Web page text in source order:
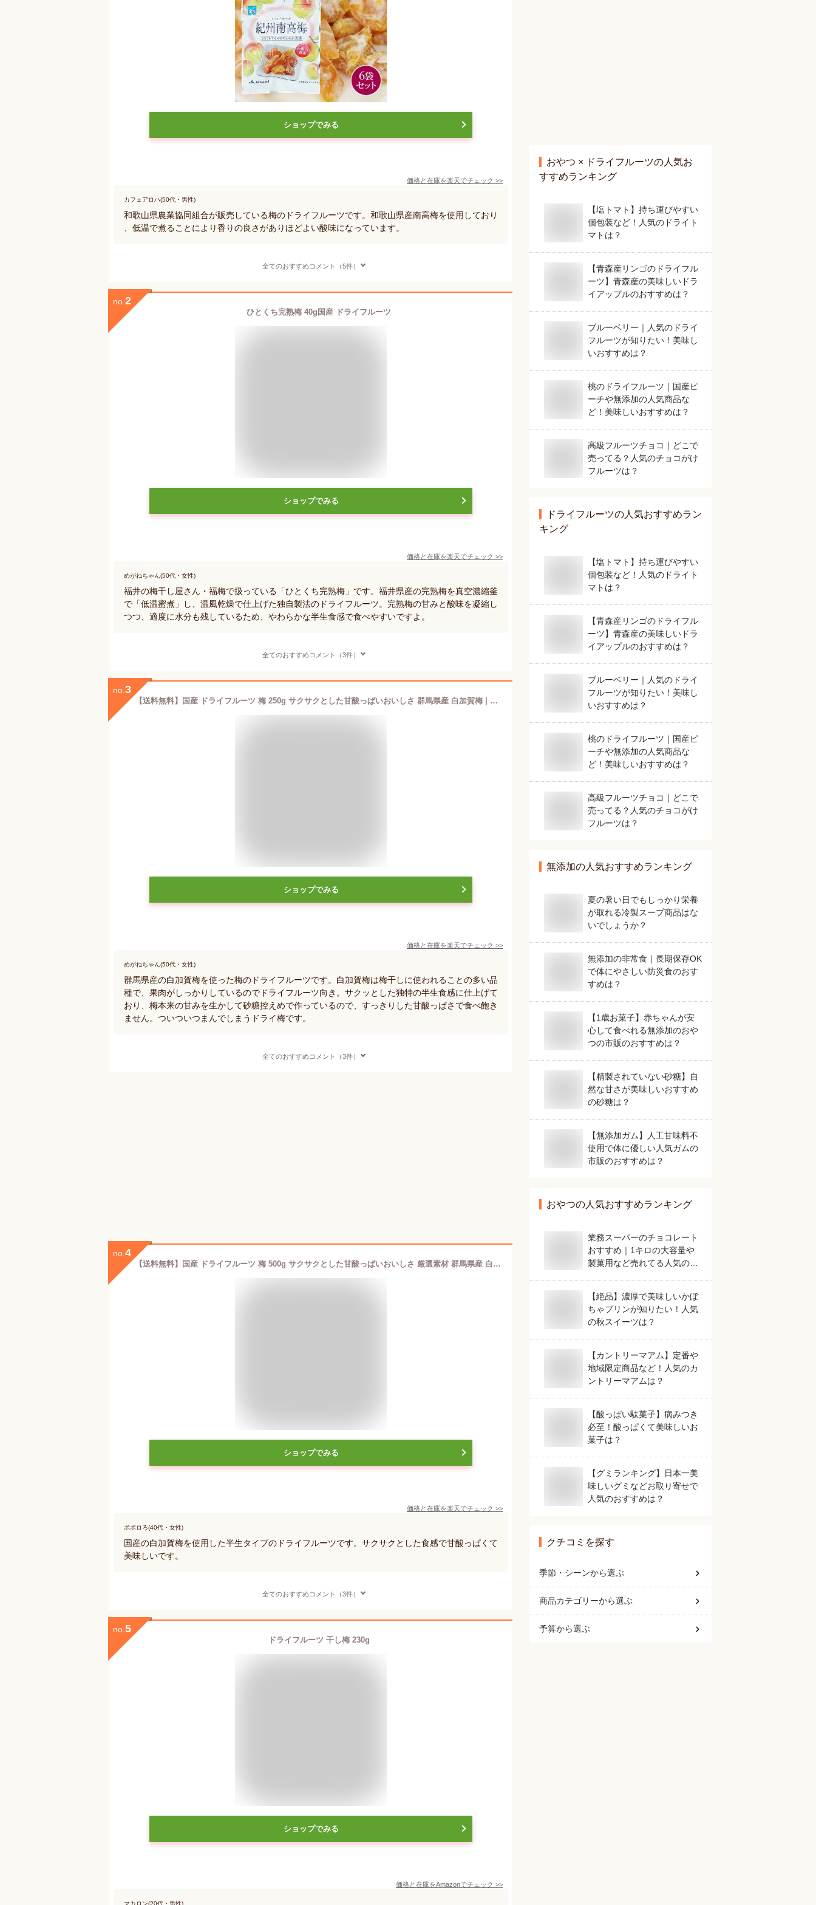
ショップでみる
価格と在庫を楽天でチェック >>
カフェアロハ(50代・男性)
和歌山県農業協同組合が販売している梅のドライフルーツです。和歌山県産南高梅を使用しており
、低温で煮ることにより香りの良さがありほどよい酸味になっています。
全てのおすすめコメント（5件）
no. 2
ひとくち完熟梅 40g国産 ドライフルーツ
ショップでみる
価格と在庫を楽天でチェック >>
めがねちゃん(50代・女性)
福井の梅干し屋さん・福梅で扱っている「ひとくち完熟梅」です。福井県産の完熟梅を真空濃縮釜
で「低温蜜煮」し、温風乾燥で仕上げた独自製法のドライフルーツ。完熟梅の甘みと酸味を凝縮し
つつ、適度に水分も残しているため、やわらかな半生食感で食べやすいですよ。
全てのおすすめコメント（3件）
no. 3
【送料無料】国産 ドライフルーツ 梅 250g サクサクとした甘酸っぱいおいしさ 群馬県産 白加賀梅 | ドライ梅 ドライうめ うめ ウメ 大容量 お得用 南信州菓子工房 半生ドライ 果物 フルーツ フォンダンウォーター おやつ お菓子 無香料 着色料不使用 国産
ショップでみる
価格と在庫を楽天でチェック >>
めがねちゃん(50代・女性)
群馬県産の白加賀梅を使った梅のドライフルーツです。白加賀梅は梅干しに使われることの多い品
種で、果肉がしっかりしているのでドライフルーツ向き。サクッとした独特の半生食感に仕上げて
おり、梅本来の甘みを生かして砂糖控えめで作っているので、すっきりした甘酸っぱさで食べ飽き
ません。ついついつまんでしまうドライ梅です。
全てのおすすめコメント（3件）
no. 4
【送料無料】国産 ドライフルーツ 梅 500g サクサクとした甘酸っぱいおいしさ 厳選素材 群馬県産 白加賀梅 | ドライ梅 ドライうめ うめ ウメ 大容量 お徳用 お得用 ご自宅用 業務用 南信州菓子工房 半生ドライ 果物 フルーツ フォンダンウォーター お菓子
ショップでみる
価格と在庫を楽天でチェック >>
ポポロろ(40代・女性)
国産の白加賀梅を使用した半生タイプのドライフルーツです。サクサクとした食感で甘酸っぱくて
美味しいです。
全てのおすすめコメント（3件）
no. 5
ドライフルーツ 干し梅 230g
ショップでみる
価格と在庫をAmazonでチェック >>
マカロン(20代・男性)
おやつ × ドライフルーツの人気お
すすめランキング
【塩トマト】持ち運びやすい
個包装など！人気のドライト
マトは？
【青森産リンゴのドライフル
ーツ】青森産の美味しいドラ
イアップルのおすすめは？
ブルーベリー｜人気のドライ
フルーツが知りたい！美味し
いおすすめは？
桃のドライフルーツ｜国産ピ
ーチや無添加の人気商品な
ど！美味しいおすすめは？
高級フルーツチョコ｜どこで
売ってる？人気のチョコがけ
フルーツは？
ドライフルーツの人気おすすめラン
キング
【塩トマト】持ち運びやすい
個包装など！人気のドライト
マトは？
【青森産リンゴのドライフル
ーツ】青森産の美味しいドラ
イアップルのおすすめは？
ブルーベリー｜人気のドライ
フルーツが知りたい！美味し
いおすすめは？
桃のドライフルーツ｜国産ピ
ーチや無添加の人気商品な
ど！美味しいおすすめは？
高級フルーツチョコ｜どこで
売ってる？人気のチョコがけ
フルーツは？
無添加の人気おすすめランキング
夏の暑い日でもしっかり栄養
が取れる冷製スープ商品はな
いでしょうか？
無添加の非常食｜長期保存OK
で体にやさしい防災食のおす
すめは？
【1歳お菓子】赤ちゃんが安
心して食べれる無添加のおや
つの市販のおすすめは？
【精製されていない砂糖】自
然な甘さが美味しいおすすめ
の砂糖は？
【無添加ガム】人工甘味料不
使用で体に優しい人気ガムの
市販のおすすめは？
おやつの人気おすすめランキング
業務スーパーのチョコレート
おすすめ｜1キロの大容量や
製菓用など売れてる人気のも
【絶品】濃厚で美味しいかぼ
ちゃプリンが知りたい！人気
の秋スイーツは？
【カントリーマアム】定番や
地域限定商品など！人気のカ
ントリーマアムは？
【酸っぱい駄菓子】病みつき
必至！酸っぱくて美味しいお
菓子は？
【グミランキング】日本一美
味しいグミなどお取り寄せで
人気のおすすめは？
クチコミを探す
季節・シーンから選ぶ
商品カテゴリーから選ぶ
予算から選ぶ